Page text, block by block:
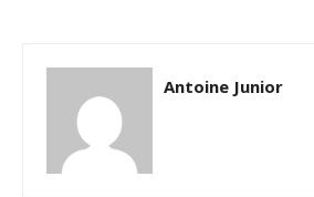
Antoine Junior